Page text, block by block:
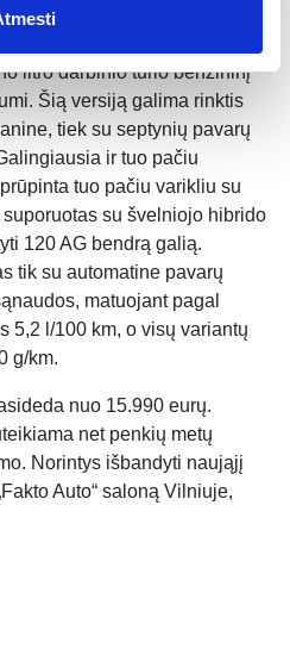
1,2 litro 84 AG benzininiu
litro darbinio tūrio benzininį
Šią versiją galima rinktis
tiek su septynių pavarų
ir tuo pačiu
tuo pačiu varikliu su
su švelniojo hibrido
120 AG bendrą galią.
tik su automatine pavarų
matuojant pagal
5,2 l/100 km, o visų variantų
g/km.
nuo 15.990 eurų.
net penkių metų
Norintys išbandyti naująjį
Auto“ saloną Vilniuje,